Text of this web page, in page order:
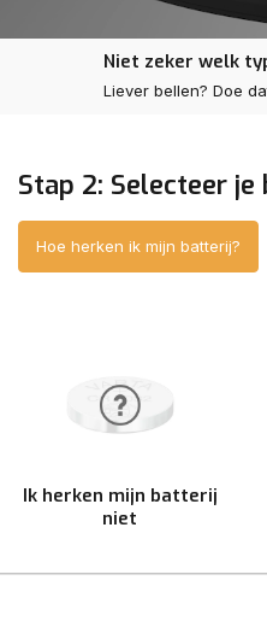
Niet zeker welk
Liever bellen? Doe
Stap 2: Selecteer
Hoe herken ik mijn batterij?
Ik herken mijn batterij
niet